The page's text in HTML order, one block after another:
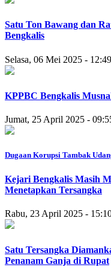
Satu Ton Bawang dan
Bengkalis
Selasa, 06 Mei 2025 -
KPPBC Bengkalis
Jumat, 25 April 2025 -
Dugaan Korupsi Tambak
Kejari Bengkalis Masih
Menetapkan Tersangka
Rabu, 23 April 2025 -
Satu Tersangka
Penanam Ganja di Rupat